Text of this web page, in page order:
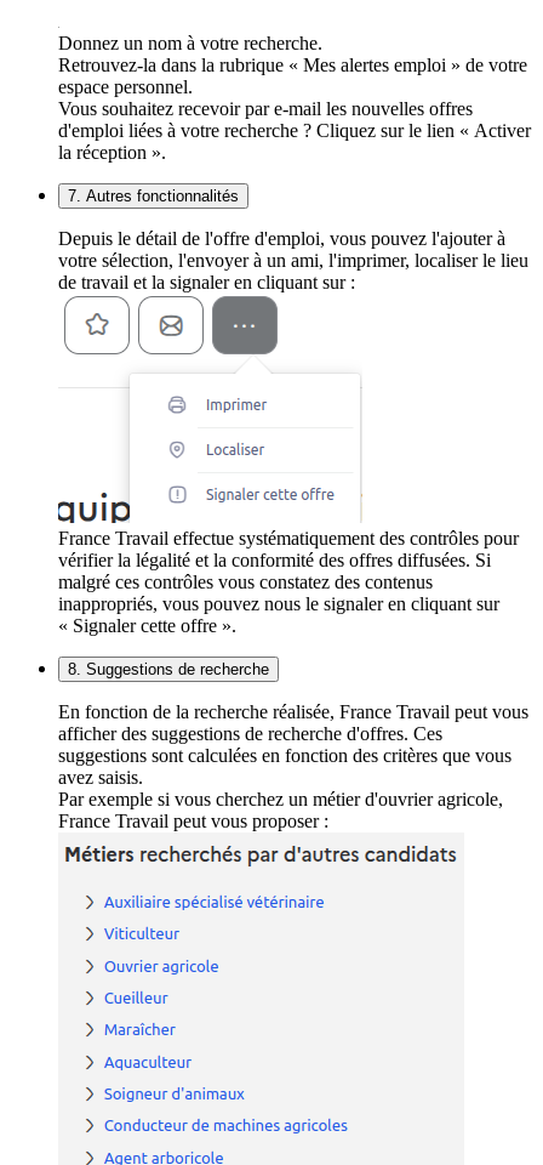
Donnez un nom à votre recherche.
Retrouvez-la dans la rubrique « Mes alertes emploi » de votre
espace personnel.
Vous souhaitez recevoir par e-mail les nouvelles offres
d'emploi liées à votre recherche ? Cliquez sur le lien « Activer
la réception ».
7. Autres fonctionnalités
Depuis le détail de l'offre d'emploi, vous pouvez l'ajouter à
votre sélection, l'envoyer à un ami, l'imprimer, localiser le lieu
de travail et la signaler en cliquant sur :
France Travail effectue systématiquement des contrôles pour
vérifier la légalité et la conformité des offres diffusées. Si
malgré ces contrôles vous constatez des contenus
inappropriés, vous pouvez nous le signaler en cliquant sur
« Signaler cette offre ».
8. Suggestions de recherche
En fonction de la recherche réalisée, France Travail peut vous
afficher des suggestions de recherche d'offres. Ces
suggestions sont calculées en fonction des critères que vous
avez saisis.
Par exemple si vous cherchez un métier d'ouvrier agricole,
France Travail peut vous proposer :